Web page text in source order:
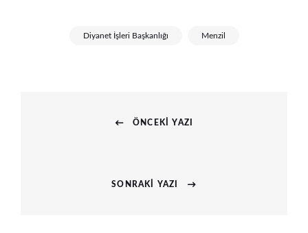
Diyanet İşleri Başkanlığı Menzil
ÖNCEKI YAZI
SONRAKI YAZI